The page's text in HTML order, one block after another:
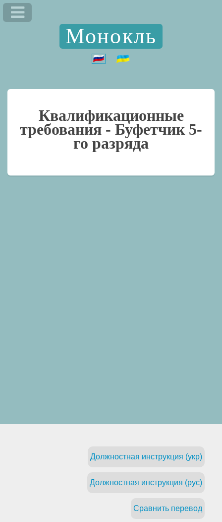
Монокль
Квалификационные
требования - Буфетчик 5-
го разряда
Должностная инструкция (укр)
Должностная инструкция (рус)
Сравнить перевод